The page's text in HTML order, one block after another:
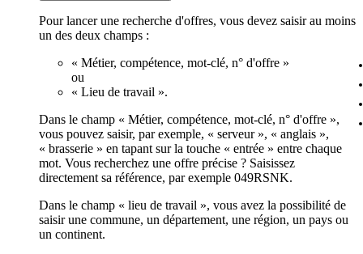
Pour lancer une recherche d'offres, vous devez saisir au moins
un des deux champs :
« Métier, compétence, mot-clé, n° d'offre »
ou
« Lieu de travail ».
Dans le champ « Métier, compétence, mot-clé, n° d'offre »,
vous pouvez saisir, par exemple, « serveur », « anglais »,
« brasserie » en tapant sur la touche « entrée » entre chaque
mot. Vous recherchez une offre précise ? Saisissez
directement sa référence, par exemple 049RSNK.
Dans le champ « lieu de travail », vous avez la possibilité de
saisir une commune, un département, une région, un pays ou
un continent.